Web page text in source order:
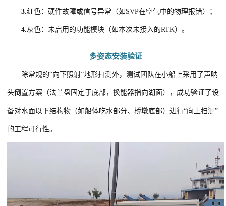
3.红色：硬件故障或信号异常（如SVP在空气中的物理报错）；
4.灰色：未启用的功能模块（如本次未接入的RTK）。
多姿态安装验证
除常规的“向下照射”地形扫测外，测试团队在小船上采用了声呐
头倒置方案（法兰盘固定于底部，换能器指向湖面），成功验证了设
备对水面以下结构物（如船体吃水部分、桥墩底部）进行“向上扫测”
的工程可行性。